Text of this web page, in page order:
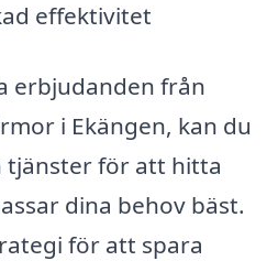
effektivitet
erbjudanden från
i Ekängen, kan du
tjänster för att hitta
dina behov bäst.
för att spara